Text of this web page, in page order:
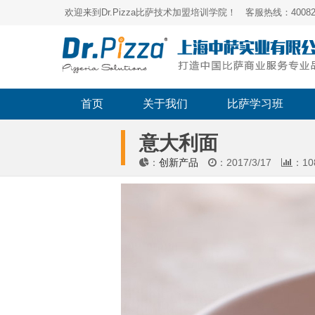
欢迎来到Dr.Pizza比萨技术加盟培训学院！ 客服热线：
首页 关于我们 比萨学习班
意大利面
： 创新产品 ：2017/3/17 ：